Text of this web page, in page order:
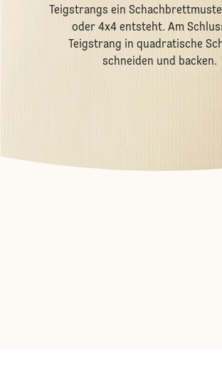
Teigstrangs ein
oder 4x4 entsteht. Am
Teigstrang in quadratische
schneiden und backen.